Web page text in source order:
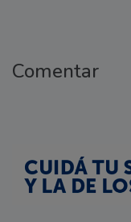
Comentar